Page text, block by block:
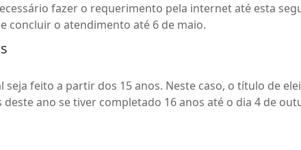
fazer o requerimento pela internet até esta
concluir o atendimento até 6 de maio.
feito a partir dos 15 anos. Neste caso, o título de
ano se tiver completado 16 anos até o dia 4 de